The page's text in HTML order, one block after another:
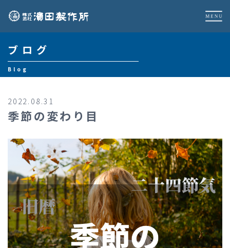
ブログ
Blog
2022.08.31
季節の変わり目